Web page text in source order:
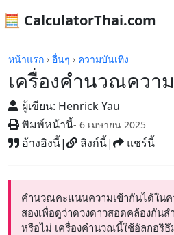
🧮 CalculatorThai.com
หน้าแรก › อื่นๆ › ความบันเทิง
เครื่องคำนวณควา
ผู้เขียน: Henrick Yau
พิมพ์หน้านี้- 6 เมษายน 2025
อ้างอิงนี้| ลิงก์นี้| แชร์นี้
เครื่องคิดเลข
คำนวณคะแนนความเข้ากันได้ใน
สองเพื่อดูว่าดวงดาวสอดคล้องกั
หรือไม่ เครื่องคำนวณนี้ใช้อัลกอริ